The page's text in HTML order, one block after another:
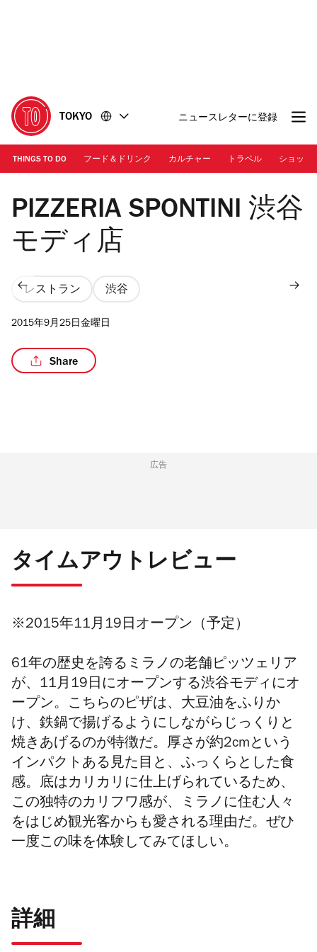
に
移
動
移
動
TOKYO ニュースレターに登録
THINGS TO DO フード＆ドリンク カルチャー トラベル ショッピ
PIZZERIA SPONTINI 渋谷
モディ店
レストラン 渋谷
2015年9月25日金曜日
Share
広告
タイムアウトレビュー
※2015年11月19日オープン（予定）
61年の歴史を誇るミラノの老舗ピッツェリア
が、11月19日にオープンする渋谷モディにオ
ープン。こちらのピザは、 大豆油をふりか
け、鉄鍋で揚げるようにしながらじっくりと
焼きあげるのが特徴だ。 厚さが約2cmという
インパクト ある見た目と、ふっくらとした食
感。 底はカリカリに仕上げられているため、
この独特のカリフワ感が、ミラノに住む人々
をはじめ観光客からも愛される理由だ。ぜひ
一度この味を体験してみてほしい。
詳細